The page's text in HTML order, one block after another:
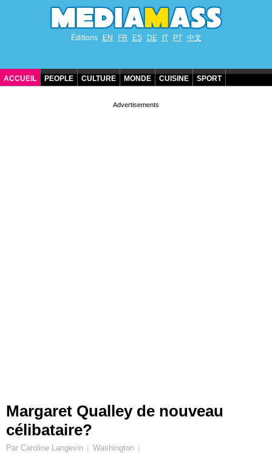
Éditions EN FR ES DE IT PT 中文
ACCUEIL PEOPLE CULTURE MONDE CUISINE SPORT
Margaret Qualley de nouveau
célibataire?
Par Caroline Langevin
Washington